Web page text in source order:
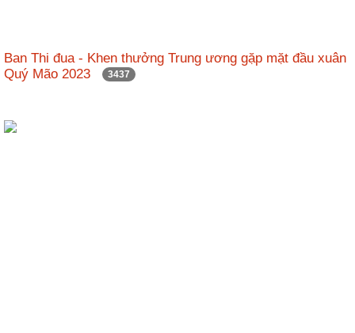
Ban Thi đua - Khen thưởng Trung ương gặp mặt đầu xuân
Quý Mão 2023
3437